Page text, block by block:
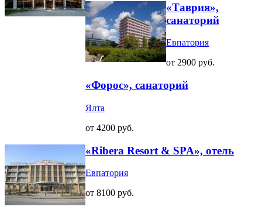
«Таврия»,
санаторий
Евпатория
от 2900 руб.
«Форос», санаторий
Ялта
от 4200 руб.
«Ribera Resort & SPA», отель
Евпатория
от 8100 руб.